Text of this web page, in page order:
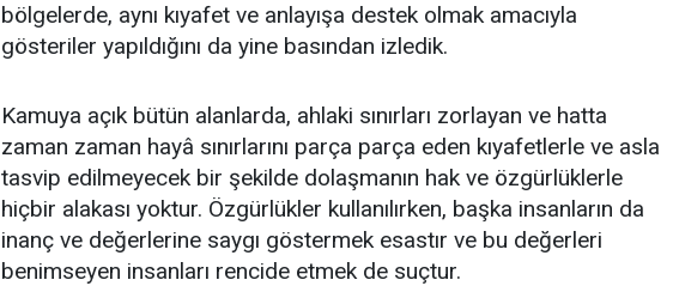
bölgelerde, aynı kıyafet ve anlayışa destek olmak amacıyla
gösteriler yapıldığını da yine basından izledik.
Kamuya açık bütün alanlarda, ahlaki sınırları zorlayan ve hatta
zaman zaman hayâ sınırlarını parça parça eden kıyafetlerle ve asla
tasvip edilmeyecek bir şekilde dolaşmanın hak ve özgürlüklerle
hiçbir alakası yoktur. Özgürlükler kullanılırken, başka insanların da
inanç ve değerlerine saygı göstermek esastır ve bu değerleri
benimseyen insanları rencide etmek de suçtur.